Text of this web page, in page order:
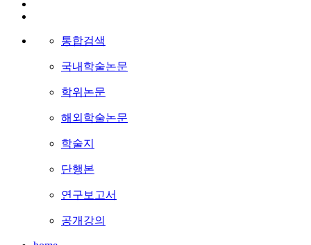
통합검색
국내학술논문
학위논문
해외학술논문
학술지
단행본
연구보고서
공개강의